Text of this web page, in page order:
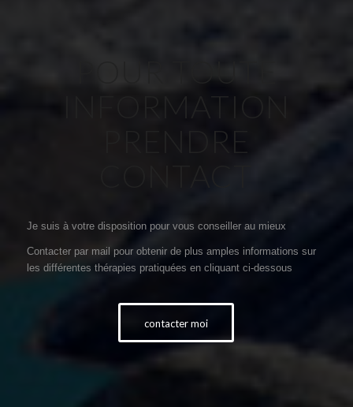
POUR TOUTE
INFORMATION
PRENDRE
Je suis à votre disposition pour vous conseiller au mieux
Contacter par mail pour obtenir de plus amples informations sur
les différentes thérapies pratiquées en cliquant ci-dessous
contacter moi